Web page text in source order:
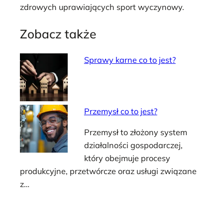
zdrowych uprawiających sport wyczynowy.
Zobacz także
Sprawy karne co to jest?
Przemysł co to jest?
Przemysł to złożony system
działalności gospodarczej,
który obejmuje procesy
produkcyjne, przetwórcze oraz usługi związane
z…